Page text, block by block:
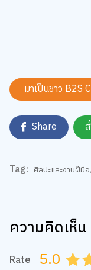
มาเป็นชาว B2S
Share
Tag: ศิลปะและงานฝีมือ,
ความคิดเห็น
Rate 5.0